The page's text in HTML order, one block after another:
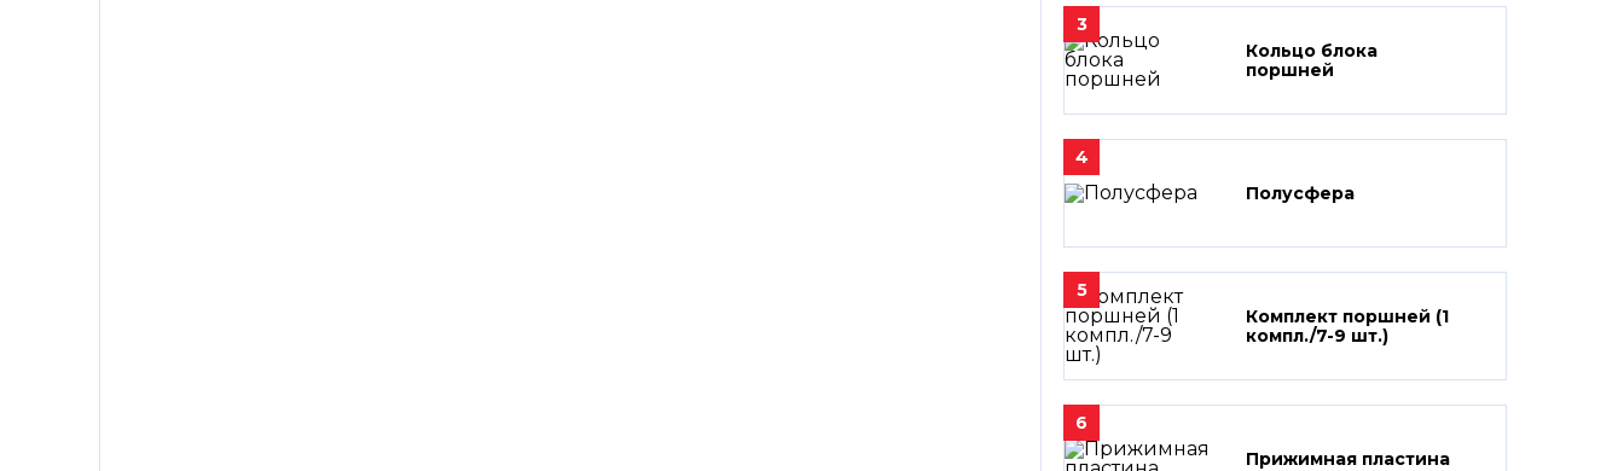
3
Кольцо блока
поршней
4
Полусфера
5
Комплект поршней (1
компл./7-9 шт.)
6
Прижимная пластина